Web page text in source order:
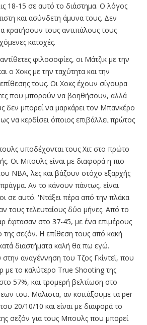
18-15 σε αυτό το διάστημα. Ο λόγος
και ασύνδετη άμυνα τους. Δεν
κρατήσουν τους αντιπάλους τους
κατοχές.
φιλοσοφίες, οι Μάτζικ με την
ο Χοκς με την ταχύτητα και την
τους. Οι Χοκς έχουν σίγουρα
που μπορούν να βοηθήσουν, αλλά
δεν μπορεί να μαρκάρει τον Μπανκέρο
να κερδίσει όποιος επιβάλλει πρώτος
υποδέχονται τους Χιτ στο πρώτο
Οι Μπουλς είναι με διαφορά η πιο
ΝΒΑ, λες και βάζουν στόχο εξαρχής
Αν το κάνουν πάντως, είναι
σε αυτό. 'Ντάξει πέρα από την πλάκα
τους τελευταίους δύο μήνες. Από το
έφτασαν στο 37-45, με ένα επιμέρους
της σεζόν. Η επίθεση τους από κακή
κατά διαστήματα καλή θα πω εγώ.
αναγέννηση του Τζος Γκίντεϊ, που
με το καλύτερο True Shooting της
57%, και τρομερή βελτίωση στο
του. Μάλιστα, αν κοιτάξουμε τα per
του 20/10/10 και είναι με διαφορά το
σεζόν για τους Μπουλς που μπορεί